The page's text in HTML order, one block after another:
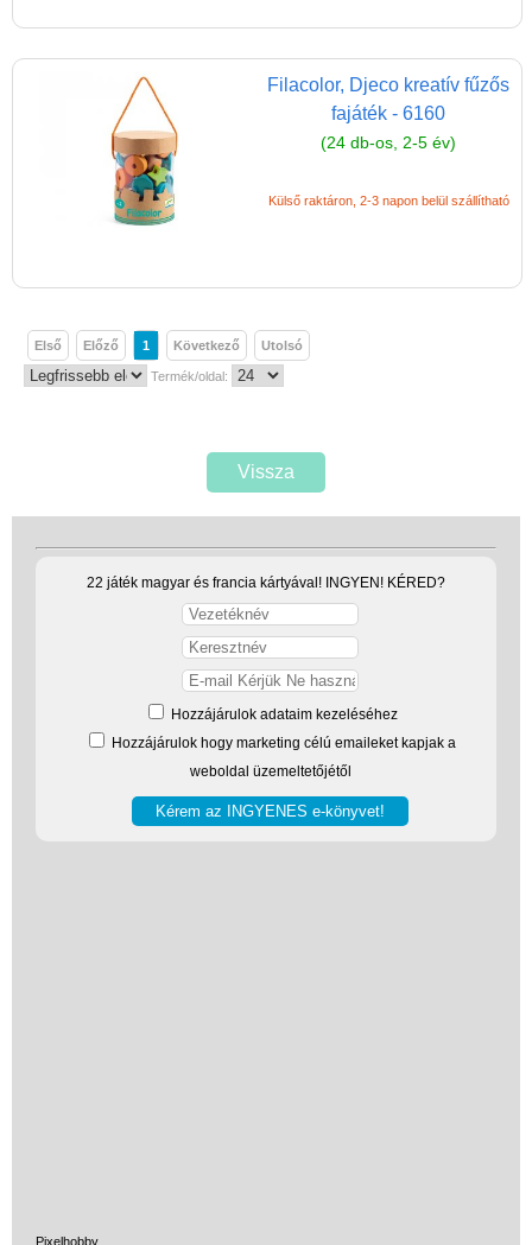
Filacolor, Djeco kreatív fűzős
fajáték - 6160
(24 db-os, 2-5 év)
Külső raktáron, 2-3 napon belül szállítható
Első Előző 1 Következő Utolsó
Termék/oldal:
Vissza
22 játék magyar és francia kártyával! INGYEN! KÉRED?
Hozzájárulok adataim kezeléséhez
Hozzájárulok hogy marketing célú emaileket kapjak a
weboldal üzemeltetőjétől
Pixelhobby